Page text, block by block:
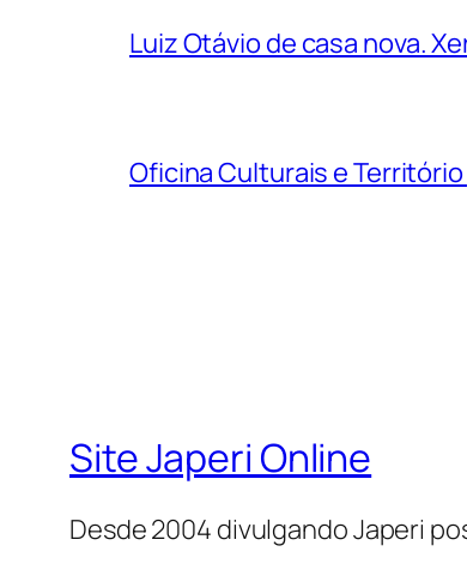
Luiz Otávio de casa nova.
Oficina Culturais e
Site Japeri Online
Desde 2004 divulgando Japeri